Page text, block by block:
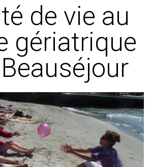
de vie au
gériatrique